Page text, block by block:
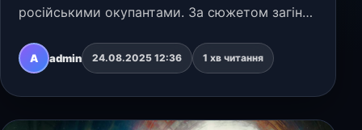
російськими окупантами. За сюжетом загін
прихований радянський бункер, який
відкрився на дні зруйнованого водо…
A admin 24.08.2025 12:36 1 хв читання